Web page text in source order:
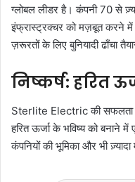
ग्लोबल लीडर है। कंपनी 70 से
इंफ्रास्ट्रक्चर को मज़बूत करने में
ज़रूरतों के लिए बुनियादी ढाँचा
निष्कर्ष: हरित
Sterlite Electric की सफलता
हरित ऊर्जा के भविष्य को
कंपनियों की भूमिका और भी ज़्यादा